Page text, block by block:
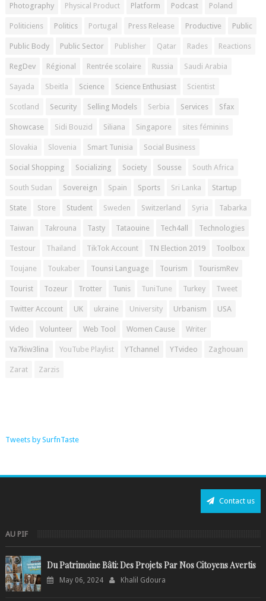
Photography Physical Product Platform Podcast Poland
Politiciens Politics Portugal Press Release Productive Public
Public Body Public Sector Publisher Qatar Rades Reactions
RegDev Régional Rentrée scolaire Russia Saudi Arabia
Sayada Sbeitla Science Science Enthusiast Scientist
Scotland Security Selling Models Serbia Services Sfax
Showcase Sidi Bouzid Siliana Singapore sites féminins
Slovakia Slovenia Smart Tunisia Social Business
Social Shopping Socializing Society Sousse South Africa
South Sudan Sovereign Spain Sports Sri Lanka Startup
State Store Student Sweden Switzerland Syria Tabarka
Taiwan Takrouna Tasty Tataouine Tech4all Technologies
Testour Thailand TikTok Account TN Election 2019 Toolbox
Toujane Toukaber Tounsi Language Tourism TourismRev
Tourist Tozeur Trotter Tunis TuniTune Turkey Tweet
Twitter Account UK ukraine University Urbanism USA
Video Volunteer Web Tool Women Cause Writer
Ya7kiw3lina YouTube Playlist YTchannel YTvideo Zaghouan
Zarat Zarzis
Tweets by SurfnTaste
Contact us
AU PIF
Du Patrimoine Bâti: Des Projets Par Nos Citoyens Avertis
May 06, 2024 Khalil Gdoura